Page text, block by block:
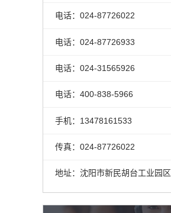
电话：024-87726022
电话：024-87726933
电话：024-31565926
电话：400-838-5966
手机：13478161533
传真：024-87726022
地址：沈阳市新民胡台工业园区